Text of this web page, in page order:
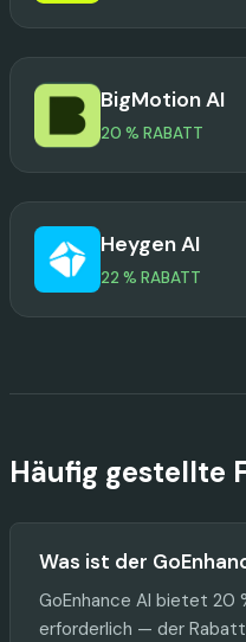
BigMotion AI
20 % RABATT
Heygen AI
22 % RABATT
Häufig gestellte
Was ist der
GoEnhance AI bietet 20
erforderlich — der